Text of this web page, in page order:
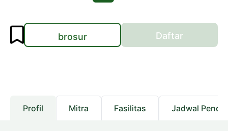
brosur Daftar
Profil Mitra Fasilitas Jadwal